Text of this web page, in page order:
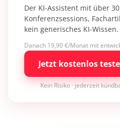
Der KI-Assistent mit über
Konferenzsessions,
kein generisches KI-Wissen.
Danach 19,90 €/Monat mit
Jetzt kostenlos
Kein Risiko · jederzeit